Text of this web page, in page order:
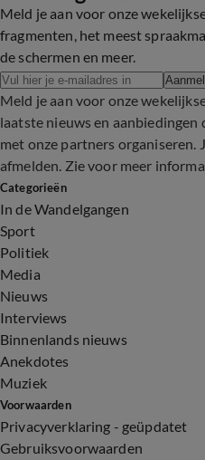
Meld je aan voor onze
fragmenten, het meest
de schermen en meer.
Meld je aan voor onze
laatste nieuws en
met onze partners organiseren.
afmelden. Zie voor meer
Categorieën
In de Wandelgangen
Sport
Politiek
Media
Nieuws
Interviews
Binnenlands nieuws
Anekdotes
Muziek
Voorwaarden
Privacyverklaring - geüpdatet
Gebruiksvoorwaarden